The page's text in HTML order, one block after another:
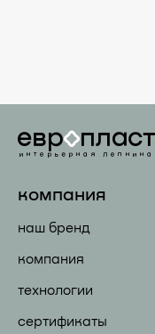
компания
наш бренд
компания
технологии
сертификаты